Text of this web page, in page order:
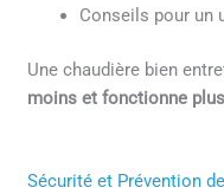
Conseils pour un
Une chaudière bien
moins et fonctionne
Sécurité et Prévention